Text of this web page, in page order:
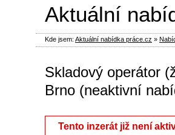
Skladový operátor
Brno (neaktivní
Tento inzerát již není
Aktuální
Kde jsem: Aktuální nabídka práce.cz »